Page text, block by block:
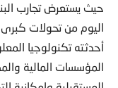
حيث يستعرض تجارب
اليوم من تحولات
أحدثته تكنولوجيا
المؤسسات المالية